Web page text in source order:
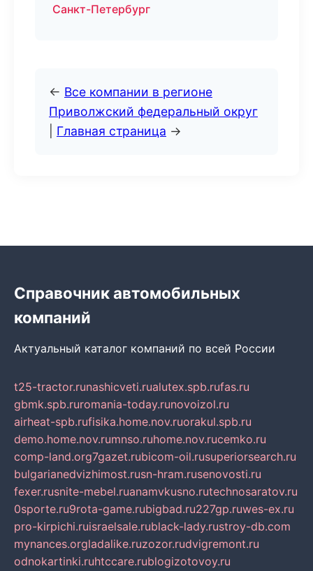
Санкт-Петербург
← Все компании в регионе
Приволжский федеральный округ
Главная страница →
Справочник автомобильных
компаний
Актуальный каталог компаний по всей России
t25-tractor.runashicveti.rualutex.spb.rufas.ru
gbmk.spb.ruromania-today.runovoizol.ru
airheat-spb.rufisika.home.nov.ruorakul.spb.ru
demo.home.nov.rumnso.ruhome.nov.rucemko.ru
comp-land.org7gazet.rubicom-oil.rusuperiorsearch.ru
bulgarianedvizhimost.rusn-hram.rusenovosti.ru
fexer.rusnite-mebel.ruanamvkusno.rutechnosaratov.ru
0sporte.ru9rota-game.rubigbad.ru227gp.ruwes-ex.ru
pro-kirpichi.ruisraelsale.rublack-lady.rustroy-db.com
mynances.orgladalike.ruzozor.rudvigremont.ru
odnokartinki.ruhtccare.rublogizotovoy.ru